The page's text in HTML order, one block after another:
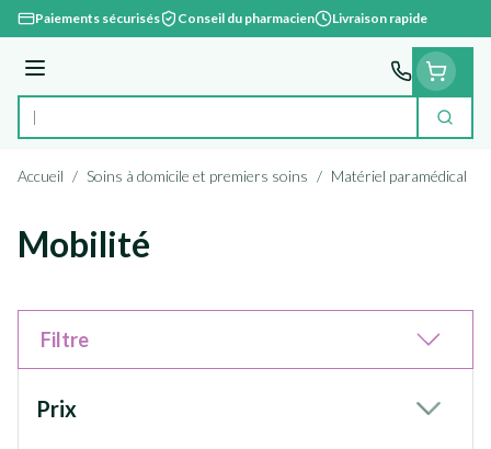
Aller au contenu
Paiements sécurisés Conseil du pharmacien Livraison rapide
Menu
Rechercher
Accueil / Soins à domicile et premiers soins / Matériel paramédical
Mobilité
Filtre
Prix